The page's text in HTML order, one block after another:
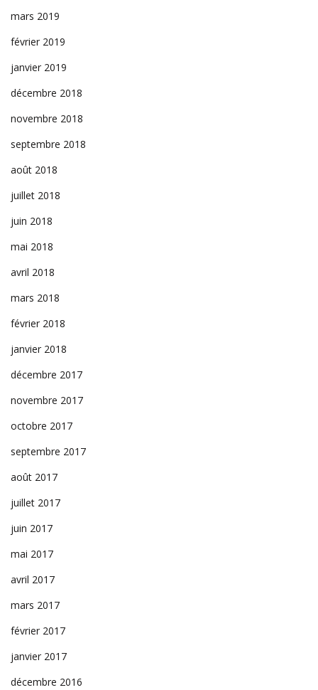
mars 2019
février 2019
janvier 2019
décembre 2018
novembre 2018
septembre 2018
août 2018
juillet 2018
juin 2018
mai 2018
avril 2018
mars 2018
février 2018
janvier 2018
décembre 2017
novembre 2017
octobre 2017
septembre 2017
août 2017
juillet 2017
juin 2017
mai 2017
avril 2017
mars 2017
février 2017
janvier 2017
décembre 2016